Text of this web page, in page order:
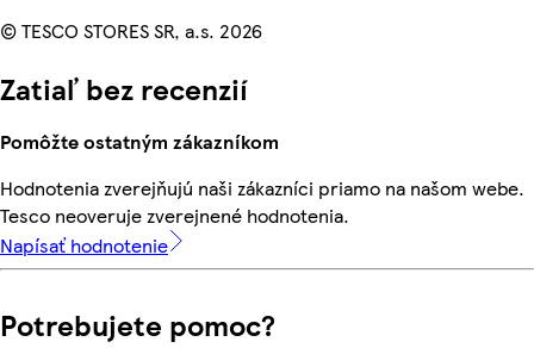
© TESCO STORES SR, a.s. 2026
Zatiaľ bez recenzií
Pomôžte ostatným zákazníkom
Hodnotenia zverejňujú naši zákazníci priamo na našom webe.
Tesco neoveruje zverejnené hodnotenia.
Napísať hodnotenie
Potrebujete pomoc?